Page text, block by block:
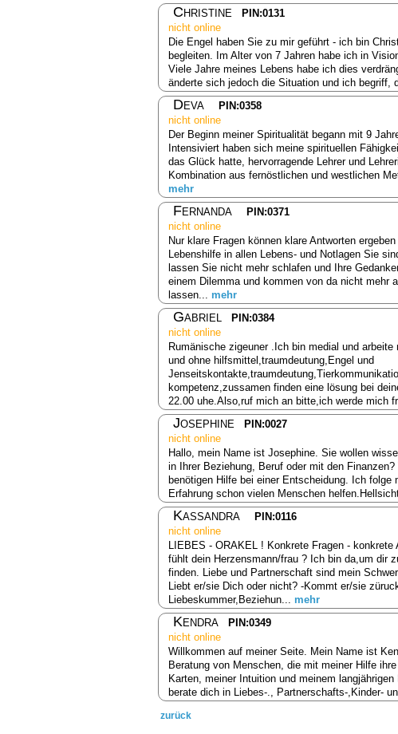
Christine
PIN:0131
nicht online
Die Engel haben Sie zu mir geführt - ich bin
begleiten. Im Alter von 7 Jahren habe ich in
Viele Jahre meines Lebens habe ich dies
änderte sich jedoch die Situation und ich begriff,
Deva
PIN:0358
nicht online
Der Beginn meiner Spiritualität begann mit 9
Intensiviert haben sich meine spirituellen
das Glück hatte, hervorragende Lehrer und
Kombination aus fernöstlichen und westlichen
mehr
Fernanda
PIN:0371
nicht online
Nur klare Fragen können klare Antworten
Lebenshilfe in allen Lebens- und Notlagen Sie
lassen Sie nicht mehr schlafen und Ihre
einem Dilemma und kommen von da nicht mehr
lassen... mehr
Gabriel
PIN:0384
nicht online
Rumänische zigeuner .Ich bin medial und
und ohne hilfsmittel,traumdeutung,Engel und
kompetenz,zussamen finden eine lösung bei
22.00 uhe.Also,ruf mich an bitte,ich werde mich
Josephine
PIN:0027
nicht online
Hallo, mein Name ist Josephine. Sie wollen
in Ihrer Beziehung, Beruf oder mit den
benötigen Hilfe bei einer Entscheidung. Ich
Erfahrung schon vielen Menschen
Kassandra
PIN:0116
nicht online
LIEBES - ORAKEL ! Konkrete Fragen -
fühlt dein Herzensmann/frau ? Ich bin da,um dir
finden. Liebe und Partnerschaft sind mein
Liebt er/sie Dich oder nicht? -Kommt er/sie
Liebeskummer,Beziehun... mehr
Kendra
PIN:0349
nicht online
Willkommen auf meiner Seite. Mein Name ist
Beratung von Menschen, die mit meiner Hilfe
Karten, meiner Intuition und meinem
berate dich in Liebes-., Partnerschafts-,Kinder-
zurück